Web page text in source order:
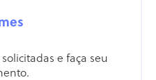
e faça seu